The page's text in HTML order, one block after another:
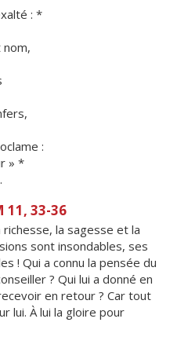
: *
:
» *
11, 33-36
la sagesse et la
sont insondables, ses
! Qui a connu la pensée du
? Qui lui a donné en
en retour ? Car tout
lui. À lui la gloire pour